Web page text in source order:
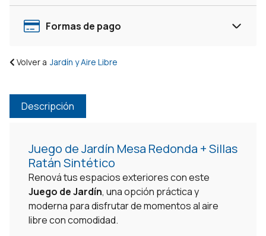
Formas de pago
Volver a Jardín y Aire Libre
Descripción
Juego de Jardín Mesa Redonda + Sillas
Ratán Sintético
Renová tus espacios exteriores con este
Juego de Jardín, una opción práctica y
moderna para disfrutar de momentos al aire
libre con comodidad.